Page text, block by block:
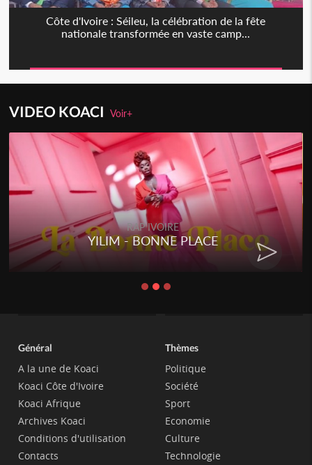
Côte d'Ivoire : Séileu, la célébration de la fête
nationale transformée en vaste camp...
VIDEO KOACIVoir+
RAP IVOIRE
YILIM - BONNE PLACE
Général
A la une de Koaci
Koaci Côte d'Ivoire
Koaci Afrique
Archives Koaci
Conditions d'utilisation
Contacts
Thèmes
Politique
Société
Sport
Economie
Culture
Technologie